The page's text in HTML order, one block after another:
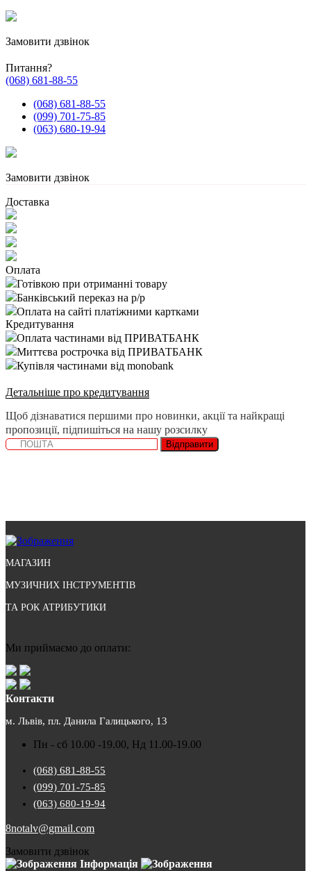
Замовити дзвінок
Питання?
(068) 681-88-55
(068) 681-88-55
(099) 701-75-85
(063) 680-19-94
Замовити дзвінок
Доставка
Оплата
Готівкою при отриманні товару
Банківський переказ на р/р
Оплата на сайті платіжними картками
Кредитування
Оплата частинами від ПРИВАТБАНК
Миттєва рострочка від ПРИВАТБАНК
Купівля частинами від monobank
Детальніше про кредитування
Щоб дізнаватися першими про новинки, акції та найкращі
пропозиції, підпишіться на нашу розсилку
Відправити
МАГАЗИН
МУЗИЧНИХ ІНСТРУМЕНТІВ
ТА РОК АТРИБУТИКИ
Ми приймаємо до оплати:
Контакти
м. Львів, пл. Данила Галицького, 13
Пн - сб 10.00 -19.00, Нд 11.00-19.00
(068) 681-88-55
(099) 701-75-85
(063) 680-19-94
8notalv@gmail.com
Замовити дзвінок
Інформація